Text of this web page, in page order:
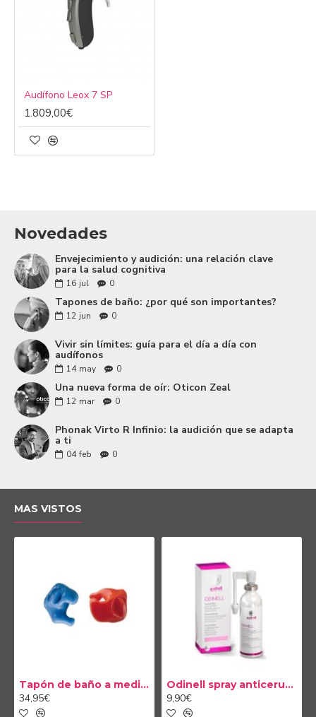
Audífono Leox 7 SP
1.809,00€
Novedades
Envejecimiento y audición: una relación clave
para la salud cognitiva
16 jul 0
Tapones de baño: ¿por qué son importantes?
12 jun 0
Vivir sin límites: guía para el día a día con
audífonos
14 may 0
Una nueva forma de oír: Oticon Zeal
12 mar 0
Phonak Virto R Infinio: la audición que se adapta
a ti
04 feb 0
MAS VISTOS
Tapón de baño a medida
34,95€
Odinell spray anticerumen 50ml
9,90€